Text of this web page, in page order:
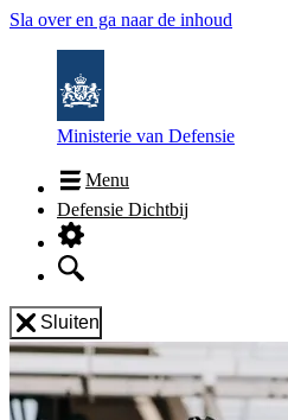
Sla over en ga naar de inhoud
Ministerie van Defensie
Menu
Defensie Dichtbij
Sluiten